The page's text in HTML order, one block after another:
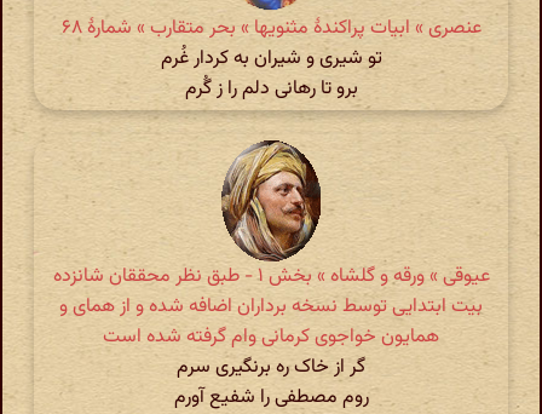
عنصری » ابیات پراکندهٔ مثنویها » بحر متقارب » شمارهٔ ۶۸
تو شیری و شیران به کردار غُرم
برو تا رهانی دلم را ز گُرم
عیوقی » ورقه و گلشاه » بخش ۱ - طبق نظر محققان شانزده
بیت ابتدایی توسط نسخه برداران اضافه شده و از همای و
همایون خواجوی کرمانی وام گرفته شده است
گر از خاک ره برنگیری سرم
روم مصطفی را شفیع آورم